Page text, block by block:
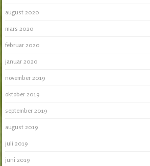
august 2020
mars 2020
februar 2020
januar 2020
november 2019
oktober 2019
september 2019
august 2019
juli 2019
juni 2019